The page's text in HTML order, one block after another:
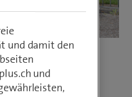
und damit den
und